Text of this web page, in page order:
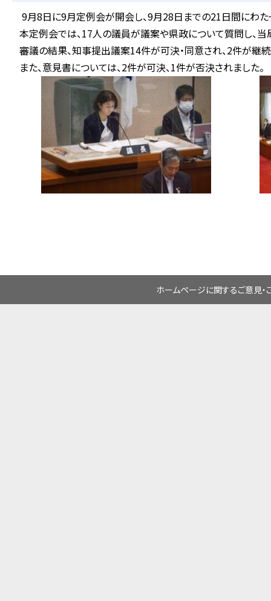
9月8日に9月定例会が開会し、9月28日までの21日間にわた
本定例会では、17人の議員が議案や県政について質問し、当
審議の結果、知事提出議案14件が可決・同意され、2件が継
また、意見書については、2件が可決、1件が否決されました。
ホームページに関するご意見・